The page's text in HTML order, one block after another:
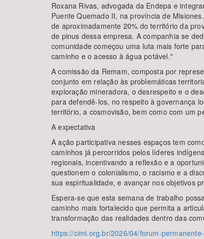
Roxana Rivas, advogada da Endepa e
Puente Quemado II, na província de
de aproximadamente 20% do território da
de pinus dessa empresa. A companhia se
comunidade começou uma luta mais forte
caminho e o acesso à água potável."
A comissão da Remam, composta por
conjunto em relação às problemáticas
exploração mineradora, o desrespeito e o
para defendê-los, no respeito à governança
território, a cosmovisão, bem como com um
A expectativa
A ação participativa nesses espaços tem
caminhos já percorridos pelos líderes
regionais, incentivando a reflexão e a
questionem o colonialismo, o racismo e a
sua espiritualidade, e avançar nos objetivos
Espera-se que esta semana de trabalho
caminho mais fortalecido que permita a
transformação das realidades dentro das
https://cimi.org.br/2026/04/forum-